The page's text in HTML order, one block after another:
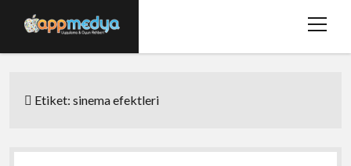
menüyü
Hakkımızda
Etiket:sinema efektleri